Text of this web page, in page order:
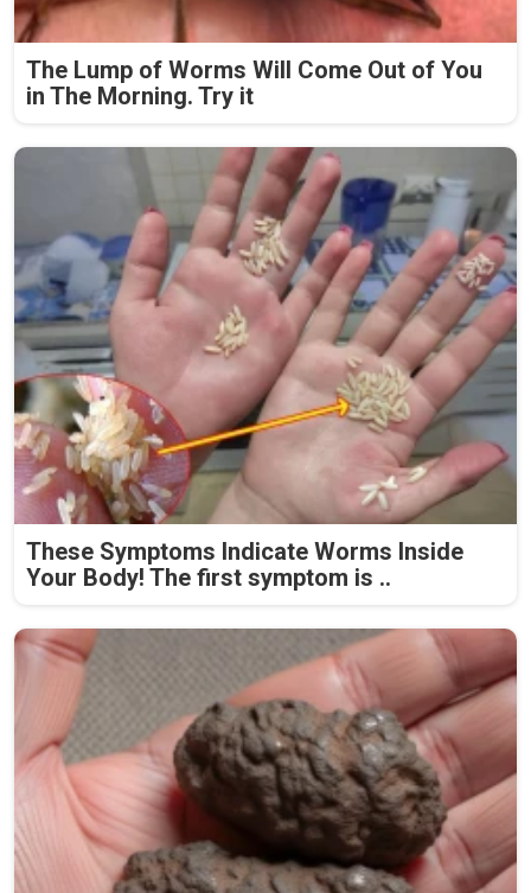
The Lump of Worms Will Come Out of You
in The Morning. Try it
These Symptoms Indicate Worms Inside
Your Body! The first symptom is ..